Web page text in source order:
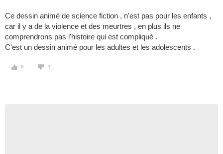
Ce dessin animé de science fiction , n'est pas pour les enfants ,
car il y a de la violence et des meurtres , en plus ils ne
comprendrons pas l'histoire qui est compliqué .
C'est un dessin animé pour les adultes et les adolescents .
0 1